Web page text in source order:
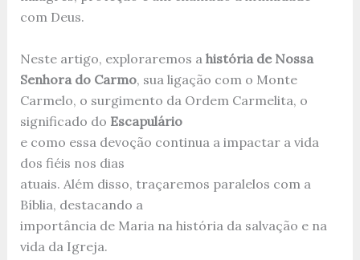
com Deus.
Neste artigo, exploraremos a história de Nossa
Senhora do Carmo, sua ligação com o Monte
Carmelo, o surgimento da Ordem Carmelita, o
significado do Escapulário
e como essa devoção continua a impactar a vida
dos fiéis nos dias
atuais. Além disso, traçaremos paralelos com a
Bíblia, destacando a
importância de Maria na história da salvação e na
vida da Igreja.